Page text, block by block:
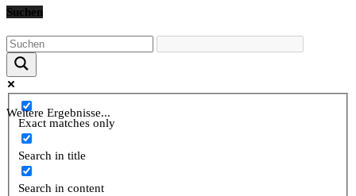
Suchen
Weitere Ergebnisse...
Exact matches only
Search in title
Search in content